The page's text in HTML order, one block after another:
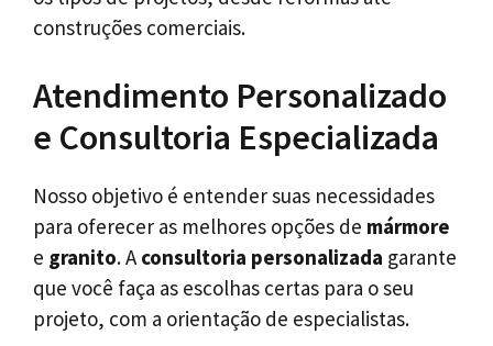
construções comerciais.
Atendimento Personalizado
e Consultoria Especializada
Nosso objetivo é entender suas necessidades
para oferecer as melhores opções de mármore
e granito. Aconsultoria personalizada garante
que você faça as escolhas certas para o seu
projeto, com a orientação de especialistas.